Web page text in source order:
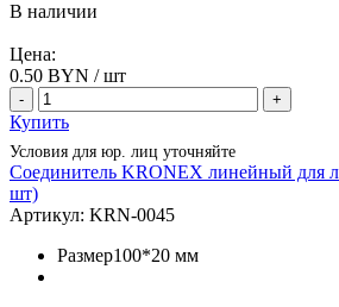
В наличии
Цена:
0.50 BYN / шт
- +
Купить
Условия для юр. лиц уточняйте
Соединитель KRONEX линейный для
шт)
Артикул: KRN-0045
Размер100*20 мм